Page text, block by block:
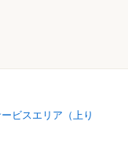
ビスエリア（上り